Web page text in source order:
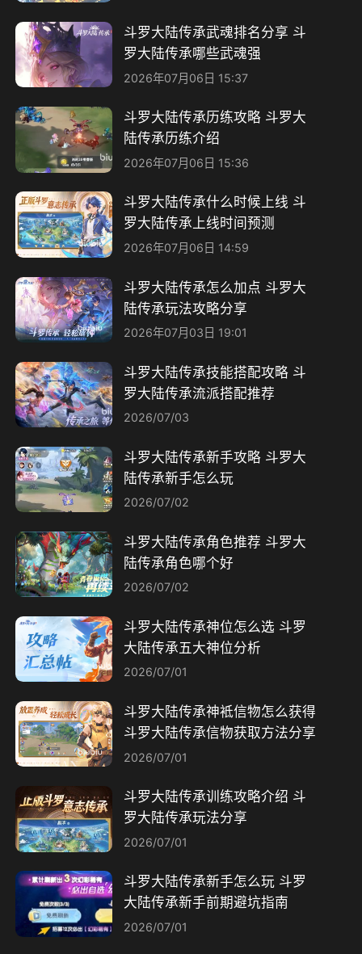
斗罗大陆传承武魂排名分享 斗
罗大陆传承哪些武魂强
2026年07月06日 15:37
斗罗大陆传承历练攻略 斗罗大
陆传承历练介绍
2026年07月06日 15:36
斗罗大陆传承什么时候上线 斗
罗大陆传承上线时间预测
2026年07月06日 14:59
斗罗大陆传承怎么加点 斗罗大
陆传承玩法攻略分享
2026年07月03日 19:01
斗罗大陆传承技能搭配攻略 斗
罗大陆传承流派搭配推荐
2026/07/03
斗罗大陆传承新手攻略 斗罗大
陆传承新手怎么玩
2026/07/02
斗罗大陆传承角色推荐 斗罗大
陆传承角色哪个好
2026/07/02
斗罗大陆传承神位怎么选 斗罗
大陆传承五大神位分析
2026/07/01
斗罗大陆传承神袛信物怎么获得
斗罗大陆传承信物获取方法分享
2026/07/01
斗罗大陆传承训练攻略介绍 斗
罗大陆传承玩法分享
2026/07/01
斗罗大陆传承新手怎么玩 斗罗
大陆传承新手前期避坑指南
2026/07/01